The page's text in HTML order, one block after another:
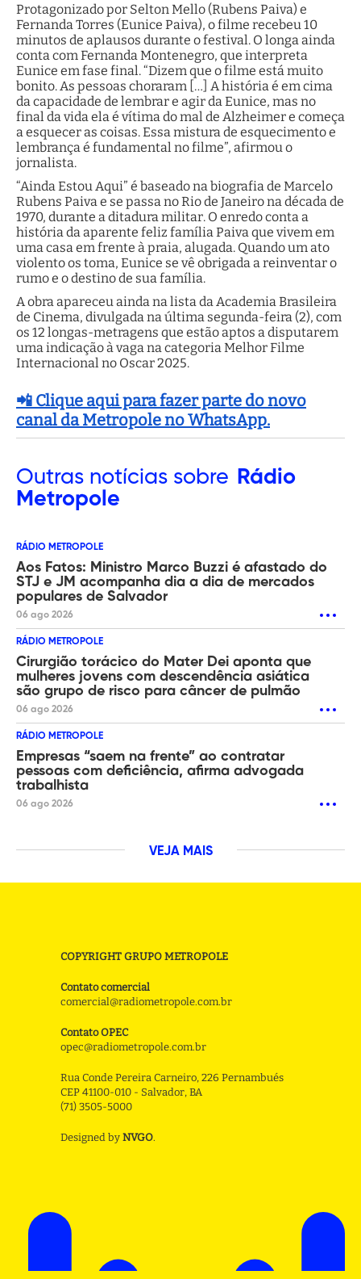
Protagonizado por Selton Mello (Rubens Paiva) e
Fernanda Torres (Eunice Paiva), o filme recebeu 10
minutos de aplausos durante o festival. O longa ainda
conta com Fernanda Montenegro, que interpreta
Eunice em fase final. “Dizem que o filme está muito
bonito. As pessoas choraram […] A história é em cima
da capacidade de lembrar e agir da Eunice, mas no
final da vida ela é vítima do mal de Alzheimer e começa
a esquecer as coisas. Essa mistura de esquecimento e
lembrança é fundamental no filme”, afirmou o
jornalista.
“Ainda Estou Aqui” é baseado na biografia de Marcelo
Rubens Paiva e se passa no Rio de Janeiro na década de
1970, durante a ditadura militar. O enredo conta a
história da aparente feliz família Paiva que vivem em
uma casa em frente à praia, alugada. Quando um ato
violento os toma, Eunice se vê obrigada a reinventar o
rumo e o destino de sua família.
A obra apareceu ainda na lista da Academia Brasileira
de Cinema, divulgada na última segunda-feira (2), com
os 12 longas-metragens que estão aptos a disputarem
uma indicação à vaga na categoria Melhor Filme
Internacional no Oscar️ 2025.
📲 Clique aqui para fazer parte do novo
canal da Metropole no WhatsApp.
Outras notícias sobre Rádio
Metropole
RÁDIO METROPOLE
Aos Fatos: Ministro Marco Buzzi é afastado do
STJ e JM acompanha dia a dia de mercados
populares de Salvador
06 ago 2026
RÁDIO METROPOLE
Cirurgião torácico do Mater Dei aponta que
mulheres jovens com descendência asiática
são grupo de risco para câncer de pulmão
06 ago 2026
RÁDIO METROPOLE
Empresas “saem na frente” ao contratar
pessoas com deficiência, afirma advogada
trabalhista
06 ago 2026
VEJA MAIS
COPYRIGHT GRUPO METROPOLE
Contato comercial
comercial@radiometropole.com.br
Contato OPEC
opec@radiometropole.com.br
Rua Conde Pereira Carneiro, 226 Pernambués
CEP 41100-010 - Salvador, BA
(71) 3505-5000
Designed by NVGO.